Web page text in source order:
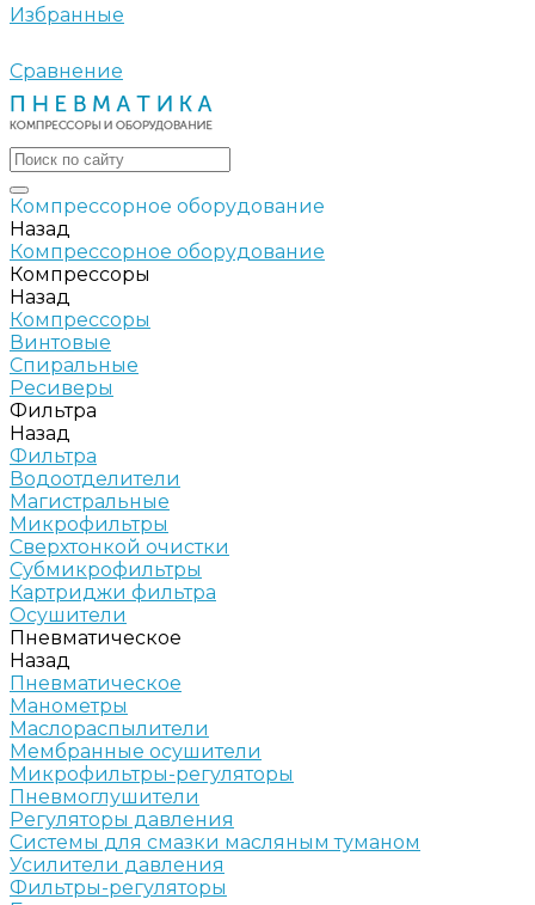
Избранные
Сравнение
Компрессорное оборудование
Назад
Компрессорное оборудование
Компрессоры
Назад
Компрессоры
Винтовые
Спиральные
Ресиверы
Фильтра
Назад
Фильтра
Водоотделители
Магистральные
Микрофильтры
Сверхтонкой очистки
Субмикрофильтры
Картриджи фильтра
Осушители
Пневматическое
Назад
Пневматическое
Манометры
Маслораспылители
Мембранные осушители
Микрофильтры-регуляторы
Пневмоглушители
Регуляторы давления
Системы для смазки масляным туманом
Усилители давления
Фильтры-регуляторы